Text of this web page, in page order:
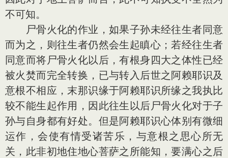
不可知。
尸骨火化的作业，如果子孙未经往生者同意
而为之，则往生者仍然会生起瞋心；若经往生者
同意而将尸骨火化以后，有根身四大之体性已经
被火焚而完全转换，已与转入后世之阿赖耶识及
意根不相应，末那识缘于阿赖耶识所缘之我执比
较不能生起作用，因此往生以后尸骨火化对于子
孙与自身都有好处。但是阿赖耶识心体别有微细
运作，会使有情受诸苦乐，与意根之思心所无
关，此非初地住地心菩萨之所能知，要满心之后